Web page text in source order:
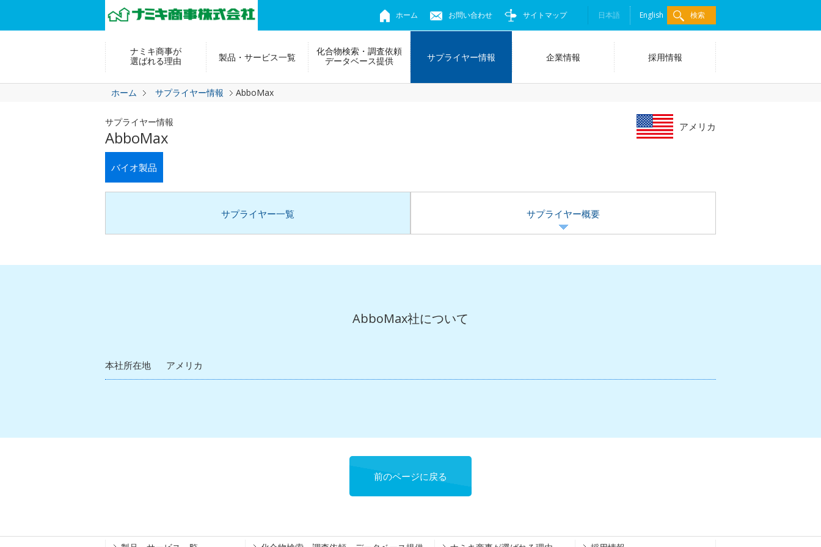
ホーム お問い合わせ サイトマップ 日本語 English 検索
ナミキ商事が
選ばれる理由
製品・サービス一覧
化合物検索・調査依頼
データベース提供
サプライヤー情報 企業情報 採用情報
ホーム サプライヤー情報 AbboMax
サプライヤー情報
AbboMax
アメリカ
バイオ製品
サプライヤー一覧 サプライヤー概要
AbboMax社について
本社所在地 アメリカ
前のページに戻る